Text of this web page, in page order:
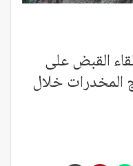
القبض على
المخدرات خلال